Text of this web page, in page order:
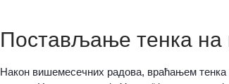
Постављање тенка на
Након вишемесечних радова, враћањем тенка